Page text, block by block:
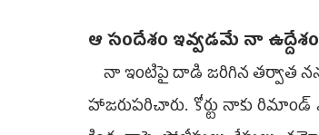
ఆ సందేశం ఇవ్వడమే నా
నా ఇంటిపై దాడి జరిగిన తర్వాత
హాజరుపరిచారు. కోర్టు నాకు రిమాండ్‌